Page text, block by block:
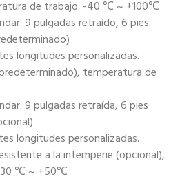
de trabajo: -40 ℃ ~ +100℃
9 pulgadas retraído, 6 pies
longitudes personalizadas.
temperatura de
9 pulgadas retraída, 6 pies
longitudes personalizadas.
a la intemperie (opcional),
30 ℃ ~ +50℃